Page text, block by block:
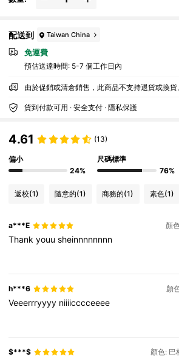
配送到 Taiwan China
免運費
預估送達時間: 5-7 個工作日內
由於促銷或清倉銷售，此商品不支持退貨或換貨
貨到付款可用 · 安全支付 · 隱私保護
4.61 (13)
偏小
24%
尺碼標準
76%
返校(1) 隨意的(1) 商務的(1) 素色(1)
a***E 顏
Thankyouusheinnnnnnnn
h***6 顏
Veeerrryyyy niiiicccceeee
$***$ 顏色: 巴